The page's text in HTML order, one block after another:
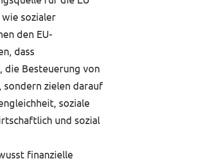
sozialer
den EU-
dass
die Besteuerung von
sondern zielen darauf
soziale
und sozial
finanzielle